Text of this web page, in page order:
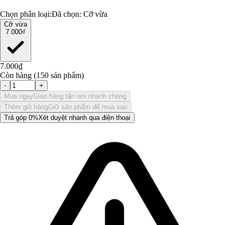
Chọn phân loại:Đã chọn: Cỡ vừa
Cỡ vừa
7.000₫
7.000₫
Còn hàng (150 sản phẩm)
-
+
Mua ngayGiao hàng tận nơi nhanh chóng
Thêm giỏ hàngGiữ sản phẩm để mua sau
Trả góp 0%Xét duyệt nhanh qua điện thoại